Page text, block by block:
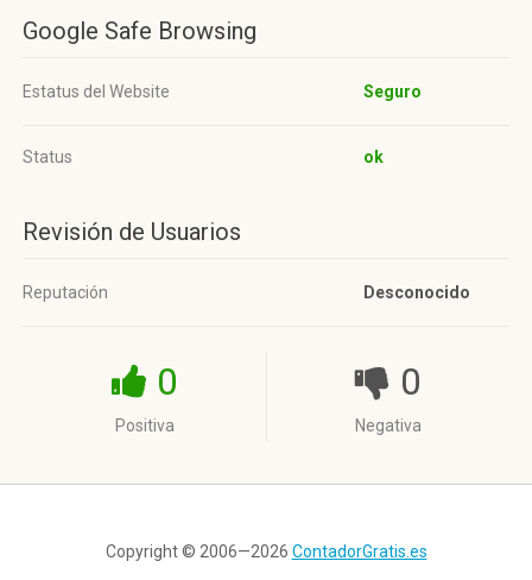
Google Safe Browsing
Estatus del Website Seguro
Status ok
Revisión de Usuarios
Reputación Desconocido
0
Positiva
0
Negativa
Copyright © 2006—2026 ContadorGratis.es